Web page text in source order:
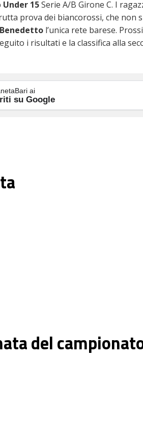
Under 15Serie A/B Girone C. I
prova dei biancorossi, che non
l’unica rete barese.
i risultati e la classifica alla
ai
su Google
del